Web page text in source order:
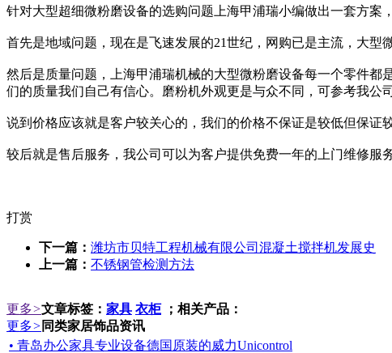
针对大型超细微粉磨设备的选购问题上海甲浦瑞小编做出一套方
首先是地域问题，现在是飞速发展的21世纪，网购已是主流，大型
然后是质量问题，上海甲浦瑞机械的大型微粉磨设备每一个零件
们的质量我们自己有信心。磨粉机外观更是与众不同，可参考我公
说到价格应该就是客户较关心的，我们的价格不保证是较低但保证
较后就是售后服务，我公司可以为客户提供免费一年的上门维修服
打赏
下一篇： 潍坊市贝特工程机械有限公司混凝土搅拌机发展史
上一篇： 不锈钢管检测方法
更多>文章标签： 家具 衣柜；相关产品：
更多> 同类家居饰品资讯
• 青岛办公家具专业设备德国原装的威力Unicontrol